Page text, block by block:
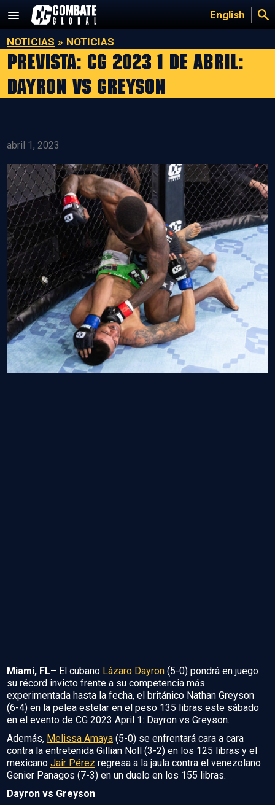
contenido
English
NOTICIAS » NOTICIAS
Prevista: CG 2023 1 de abril:
Dayron vs Greyson
abril 1, 2023
Miami, FL– El cubano Lázaro Dayron (5-0) pondrá en juego
su récord invicto frente a su competencia más
experimentada hasta la fecha, el británico Nathan Greyson
(6-4) en la pelea estelar en el peso 135 libras este sábado
en el evento de CG 2023 April 1: Dayron vs Greyson.
Además, Melissa Amaya (5-0) se enfrentará cara a cara
contra la entretenida Gillian Noll (3-2) en los 125 libras y el
mexicano Jair Pérez regresa a la jaula contra el venezolano
Genier Panagos (7-3) en un duelo en los 155 libras.
Dayron vs Greyson